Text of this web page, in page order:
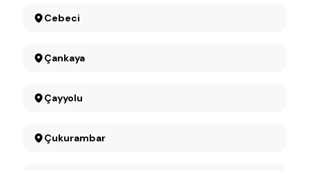
Cebeci
Çankaya
Çayyolu
Çukurambar